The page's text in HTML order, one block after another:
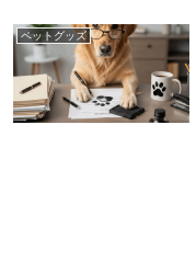
ペットグッズ